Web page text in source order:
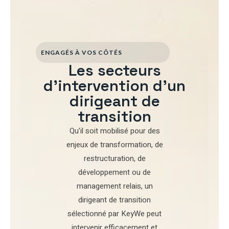
ENGAGÉS À VOS CÔTÉS
Les secteurs
d'intervention d'un
dirigeant de
transition
Qu’il soit mobilisé pourdes
enjeux de transformation, de
restructuration, de
développementou de
management relais, un
dirigeant de transition
sélectionné par KeyWe peut